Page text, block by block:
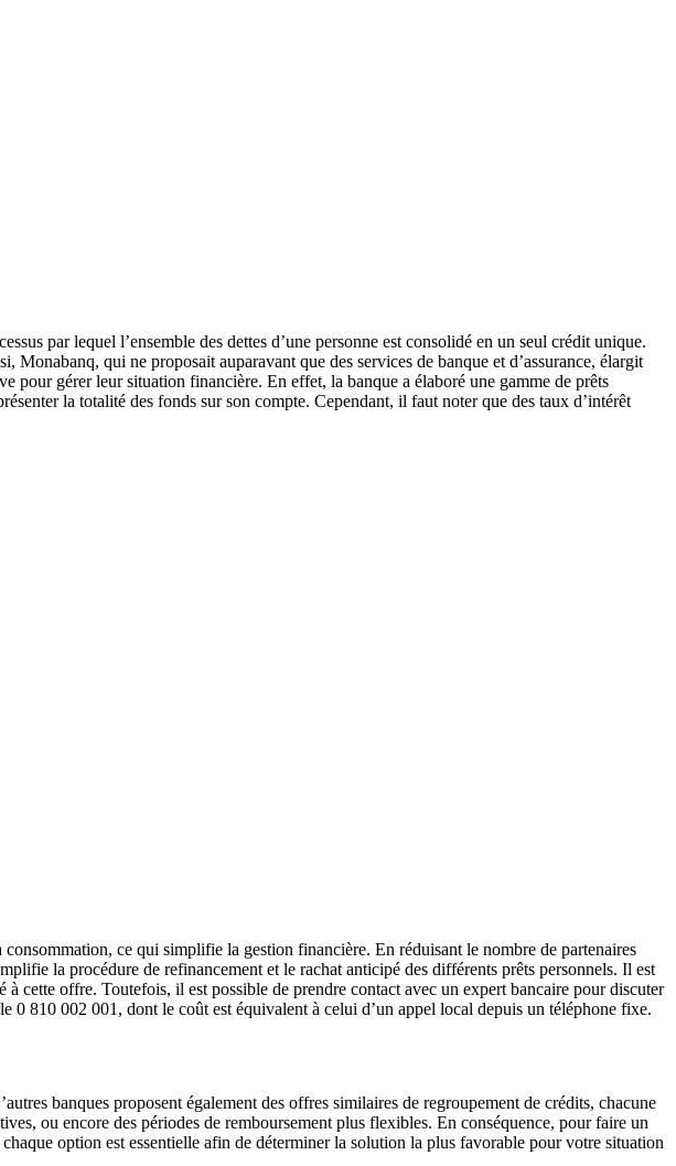
par lequel l’ensemble des dettes d’une personne est consolidé en un seul crédit unique.
qui ne proposait auparavant que des services de banque et d’assurance, élargit
pour gérer leur situation financière. En effet, la banque a élaboré une gamme de prêts
la totalité des fonds sur son compte. Cependant, il faut noter que des taux d’intérêt
ce qui simplifie la gestion financière. En réduisant le nombre de partenaires
la procédure de refinancement et le rachat anticipé des différents prêts personnels. Il est
cette offre. Toutefois, il est possible de prendre contact avec un expert bancaire pour discuter
0 810 002 001, dont le coût est équivalent à celui d’un appel local depuis un téléphone fixe.
banques proposent également des offres similaires de regroupement de crédits, chacune
ou encore des périodes de remboursement plus flexibles. En conséquence, pour faire un
option est essentielle afin de déterminer la solution la plus favorable pour votre situation